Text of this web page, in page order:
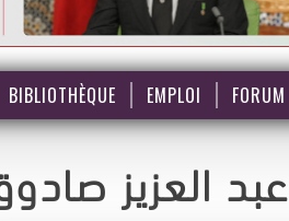
BIBLIOTHÈQUE EMPLOI FORUM
عبد العزيز